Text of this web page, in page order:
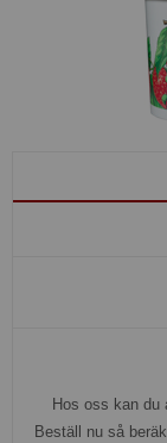
Hos oss kan du
Beställ nu så